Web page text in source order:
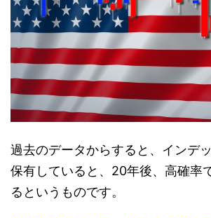
過去のデータからすると、インデ
保有していると、20年後、高確率
るというものです。